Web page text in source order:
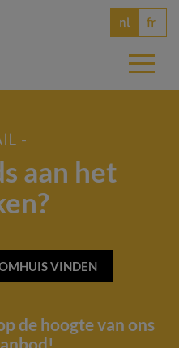
nl fr
-
aan het
VINDEN
de hoogte van ons